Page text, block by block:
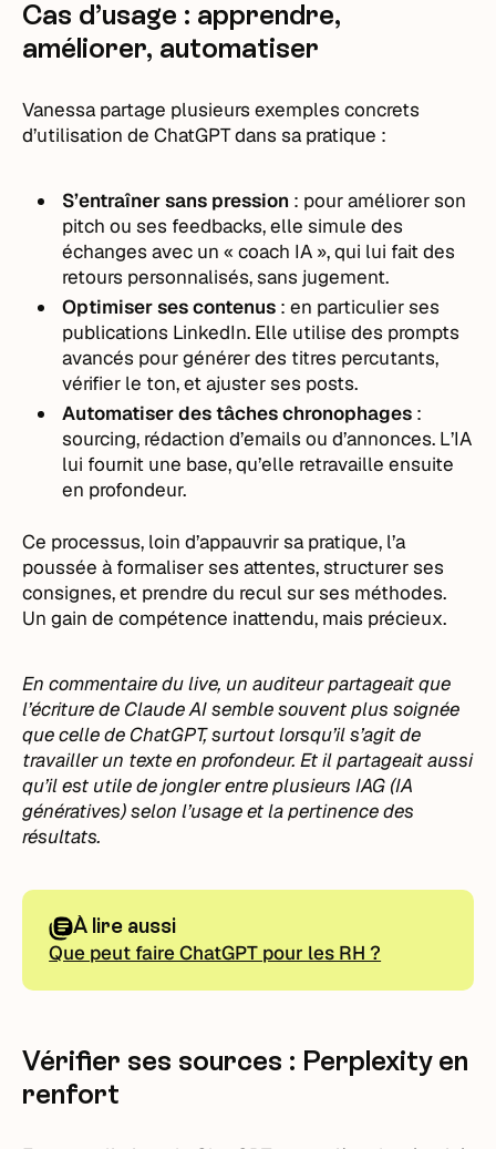
Cas d’usage : apprendre,
améliorer, automatiser
Vanessa partage plusieurs exemples concrets
d’utilisation de ChatGPT dans sa pratique :
S’entraîner sans pression : pour améliorer son
pitch ou ses feedbacks, elle simule des
échanges avec un « coach IA », qui lui fait des
retours personnalisés, sans jugement.
Optimiser ses contenus : en particulier ses
publications LinkedIn. Elle utilise des prompts
avancés pour générer des titres percutants,
vérifier le ton, et ajuster ses posts.
Automatiser des tâches chronophages :
sourcing, rédaction d’emails ou d’annonces. L’IA
lui fournit une base, qu’elle retravaille ensuite
en profondeur.
Ce processus, loin d’appauvrir sa pratique, l’a
poussée à formaliser ses attentes, structurer ses
consignes, et prendre du recul sur ses méthodes.
Un gain de compétence inattendu, mais précieux.
En commentaire du live, un auditeur partageait que
l’écriture de Claude AI semble souvent plus soignée
que celle de ChatGPT, surtout lorsqu’il s’agit de
travailler un texte en profondeur. Et il partageait aussi
qu’il est utile de jongler entre plusieurs IAG (IA
génératives) selon l’usage et la pertinence des
résultats.
À lire aussi
Que peut faire ChatGPT pour les RH ?
Vérifier ses sources : Perplexity en
renfort